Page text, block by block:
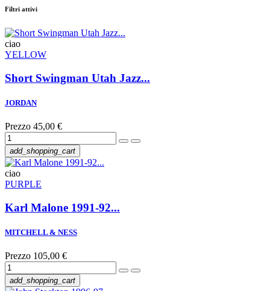
Filtri attivi
ciao
YELLOW
Short Swingman Utah Jazz...
JORDAN
Prezzo 45,00 €
add_shopping_cart
ciao
PURPLE
Karl Malone 1991-92...
MITCHELL & NESS
Prezzo 105,00 €
add_shopping_cart